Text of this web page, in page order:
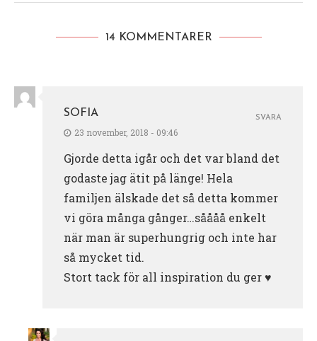
14 KOMMENTARER
SOFIA
23 november, 2018 - 09:46
Gjorde detta igår och det var bland det
godaste jag ätit på länge! Hela
familjen älskade det så detta kommer
vi göra många gånger…såååå enkelt
när man är superhungrig och inte har
så mycket tid.
Stort tack för all inspiration du ger ♥
SVARA